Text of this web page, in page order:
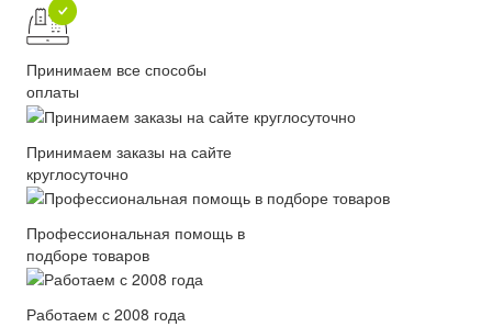
Принимаем все способы
оплаты
Принимаем заказы на сайте
круглосуточно
Профессиональная помощь в
подборе товаров
Работаем с 2008 года